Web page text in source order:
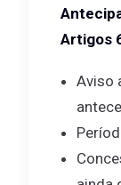
Artigos
Aviso